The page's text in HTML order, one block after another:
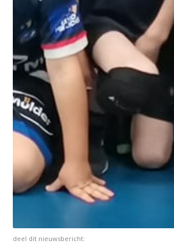
deel dit nieuwsbericht: